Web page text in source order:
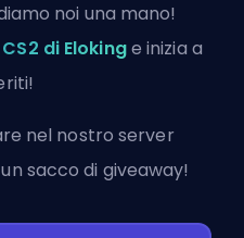
noi una mano!
di Elokinge inizia a
nel nostro server
sacco di giveaway!